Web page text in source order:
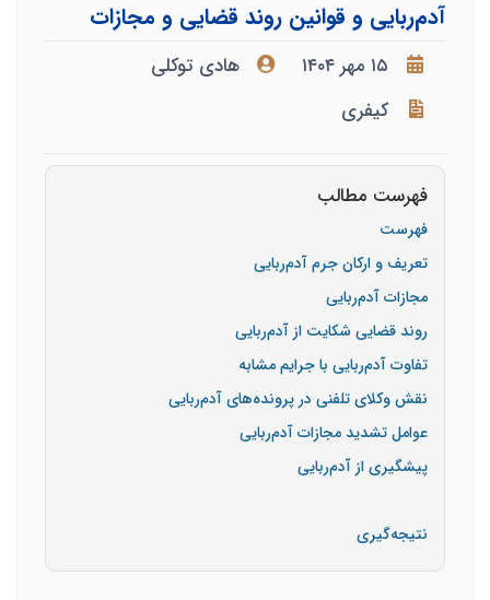
آدم‌ربایی و قوانین روند قضایی و مجازات
۱۵ مهر ۱۴۰۴
هادی توکلی
کیفری
فهرست مطالب
فهرست
تعریف و ارکان جرم آدم‌ربایی
مجازات آدم‌ربایی
روند قضایی شکایت از آدم‌ربایی
تفاوت آدم‌ربایی با جرایم مشابه
نقش وکلای تلفنی در پرونده‌های آدم‌ربایی
عوامل تشدید مجازات آدم‌ربایی
پیشگیری از آدم‌ربایی
نتیجه‌گیری